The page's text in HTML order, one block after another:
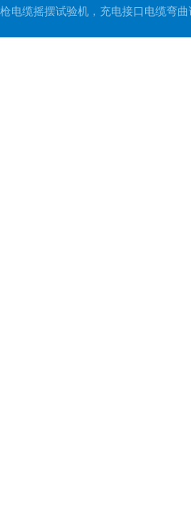
枪电缆摇摆试验机，充电接口电缆弯